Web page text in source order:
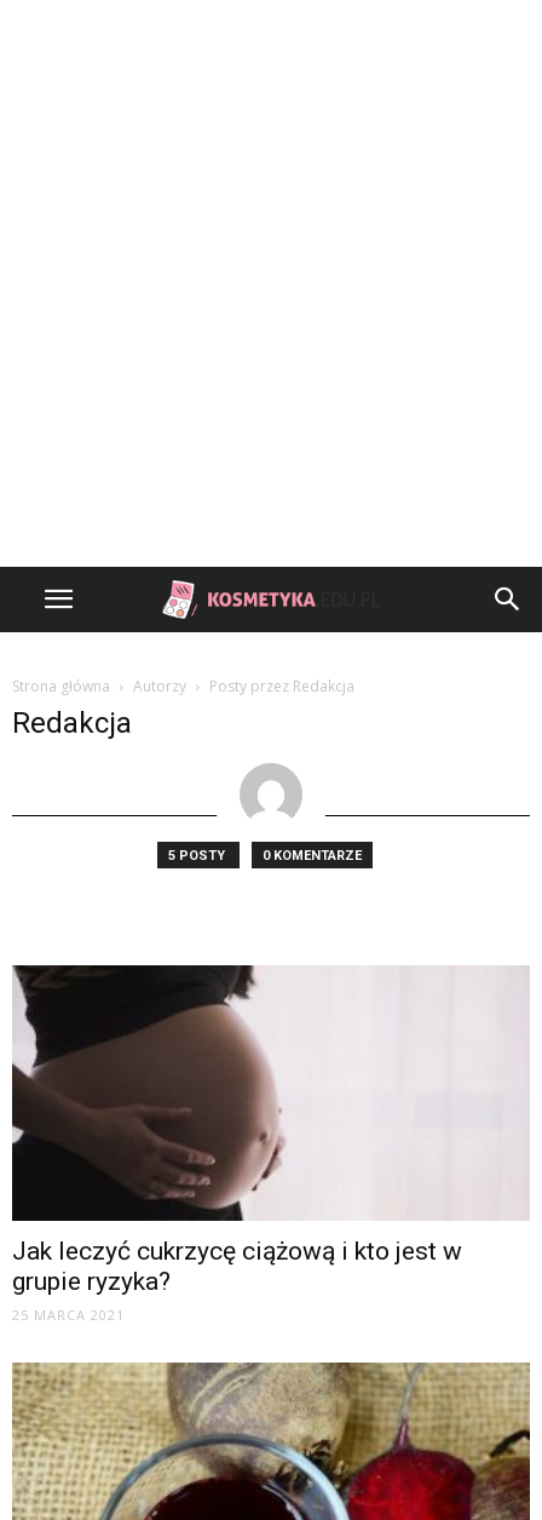
Strona główna Autorzy Posty przez Redakcja
Redakcja
5 POSTY 0 KOMENTARZE
Jak leczyć cukrzycę ciążową i kto jest w
grupie ryzyka?
25 MARCA 2021